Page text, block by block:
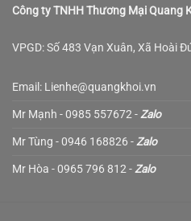
Công ty TNHH Thương Mại Quang
VPGD: Số 483 Vạn Xuân, Xã Hoài
Email: Lienhe@quangkhoi.vn
Mr Mạnh - 0985 557672 - Zalo
Mr Tùng - 0946 168826 - Zalo
Mr Hòa - 0965 796 812 - Zalo